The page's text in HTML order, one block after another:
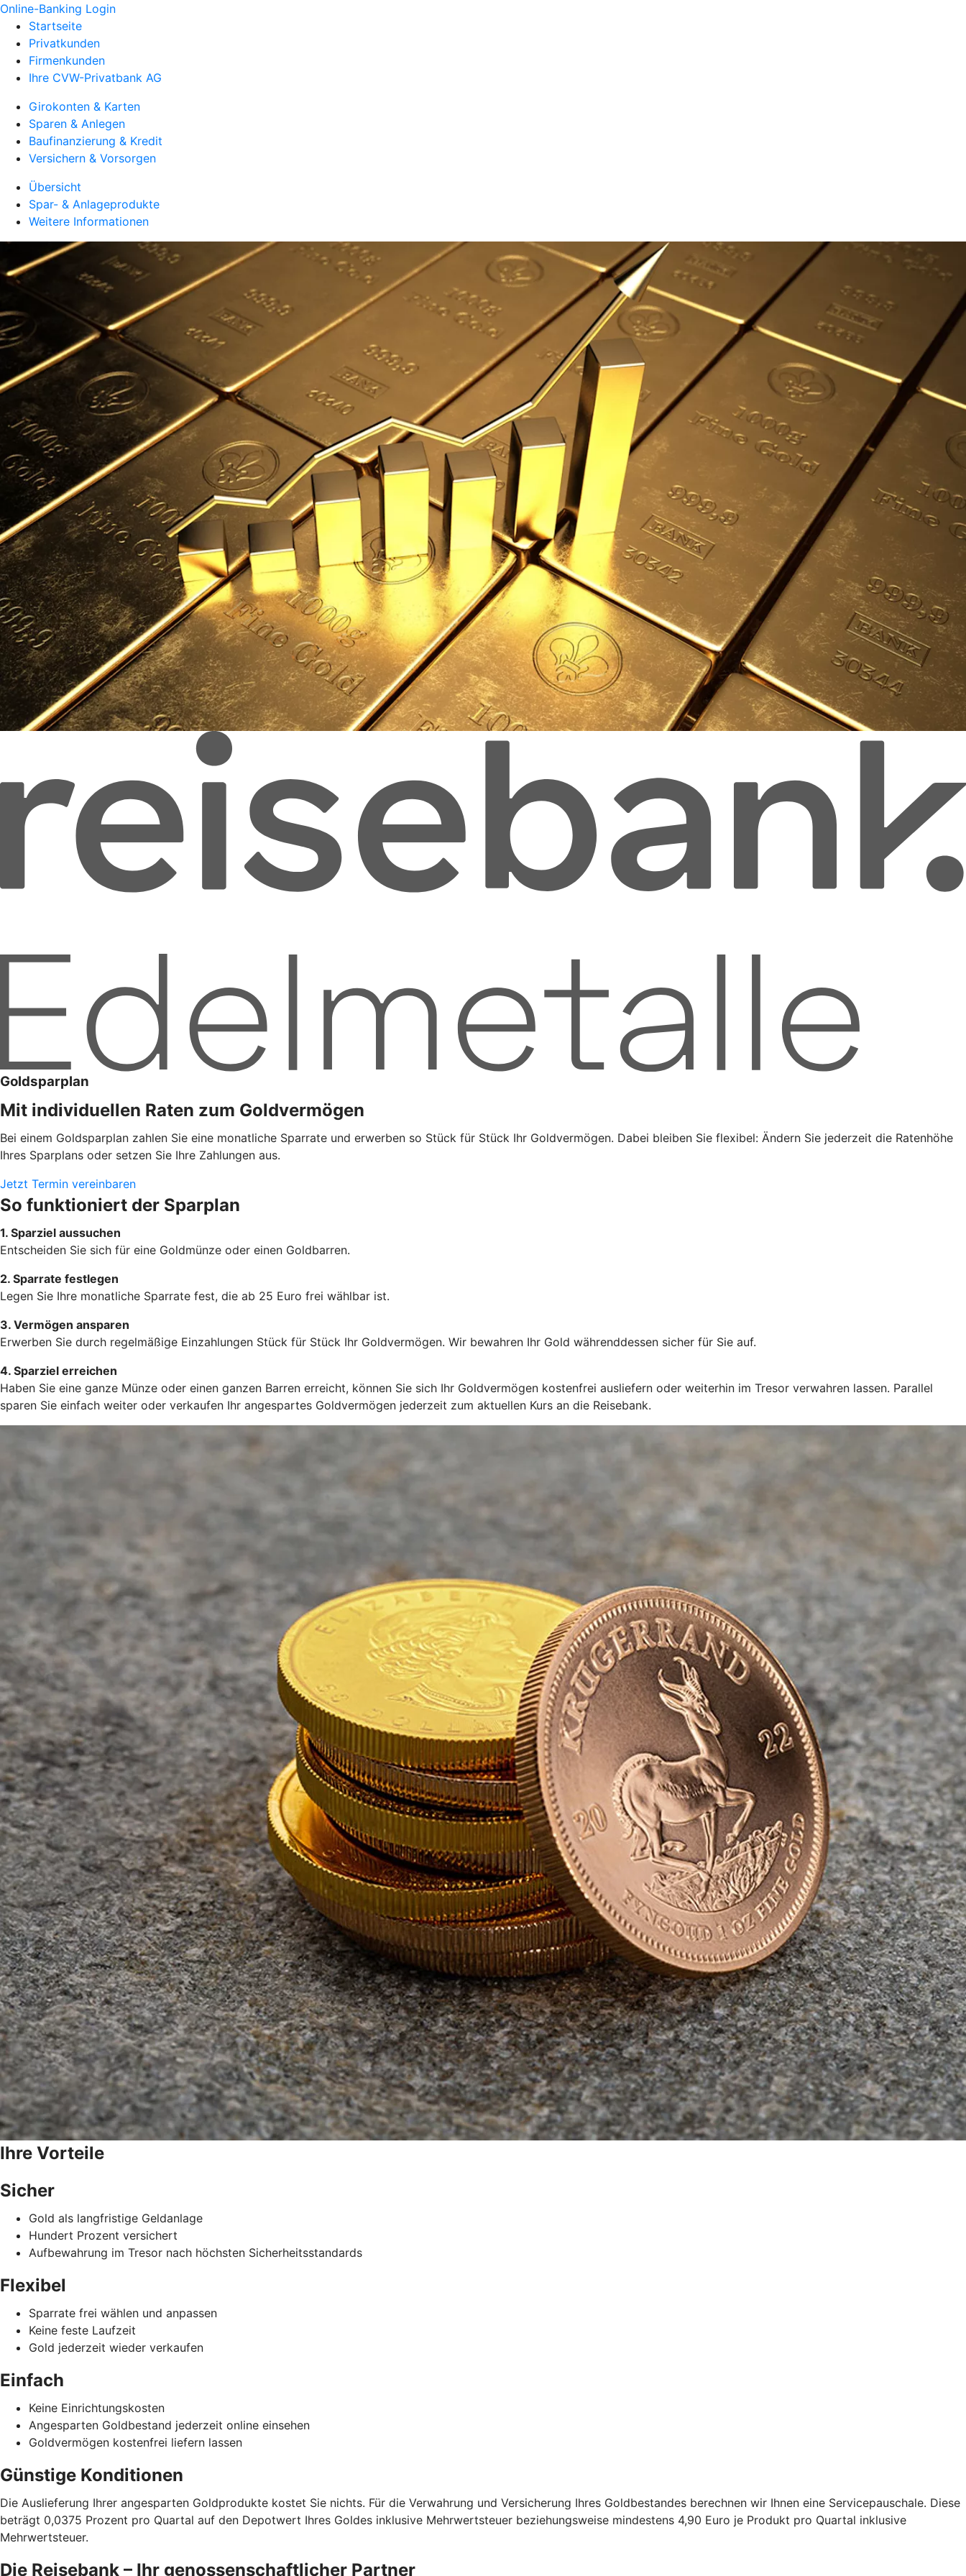
Online-Banking Login
Startseite
Privatkunden
Firmenkunden
Ihre CVW-Privatbank AG
Girokonten & Karten
Sparen & Anlegen
Baufinanzierung & Kredit
Versichern & Vorsorgen
Übersicht
Spar- & Anlageprodukte
Weitere Informationen
Goldsparplan
Mit individuellen Raten zum Goldvermögen
Bei einem Goldsparplan zahlen Sie eine monatliche Sparrate und erwerben so Stück für Stück Ihr Goldvermögen. Dabei bleiben Sie flexibel: Ändern Sie jederzeit die Ratenhöhe
Ihres Sparplans oder setzen Sie Ihre Zahlungen aus.
Jetzt Termin vereinbaren
So funktioniert der Sparplan
1. Sparziel aussuchen
Entscheiden Sie sich für eine Goldmünze oder einen Goldbarren.
2. Sparrate festlegen
Legen Sie Ihre monatliche Sparrate fest, die ab 25 Euro frei wählbar ist.
3. Vermögen ansparen
Erwerben Sie durch regelmäßige Einzahlungen Stück für Stück Ihr Goldvermögen. Wir bewahren Ihr Gold währenddessen sicher für Sie auf.
4. Sparziel erreichen
Haben Sie eine ganze Münze oder einen ganzen Barren erreicht, können Sie sich Ihr Goldvermögen kostenfrei ausliefern oder weiterhin im Tresor verwahren lassen. Parallel
sparen Sie einfach weiter oder verkaufen Ihr angespartes Goldvermögen jederzeit zum aktuellen Kurs an die Reisebank.
Ihre Vorteile
Sicher
Gold als langfristige Geldanlage
Hundert Prozent versichert
Aufbewahrung im Tresor nach höchsten Sicherheitsstandards
Flexibel
Sparrate frei wählen und anpassen
Keine feste Laufzeit
Gold jederzeit wieder verkaufen
Einfach
Keine Einrichtungskosten
Angesparten Goldbestand jederzeit online einsehen
Goldvermögen kostenfrei liefern lassen
Günstige Konditionen
Die Auslieferung Ihrer angesparten Goldprodukte kostet Sie nichts. Für die Verwahrung und Versicherung Ihres Goldbestandes berechnen wir Ihnen eine Servicepauschale. Diese
beträgt 0,0375 Prozent pro Quartal auf den Depotwert Ihres Goldes inklusive Mehrwertsteuer beziehungsweise mindestens 4,90 Euro je Produkt pro Quartal inklusive
Mehrwertsteuer.
Die Reisebank – Ihr genossenschaftlicher Partner